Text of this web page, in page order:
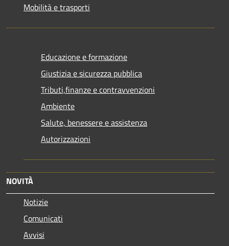
Mobilità e trasporti
Educazione e formazione
Giustizia e sicurezza pubblica
Tributi,finanze e contravvenzioni
Ambiente
Salute, benessere e assistenza
Autorizzazioni
NOVITÀ
Notizie
Comunicati
Avvisi